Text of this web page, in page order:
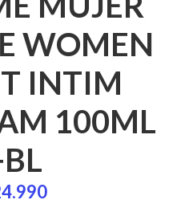
WOMEN
INTIM
100ML